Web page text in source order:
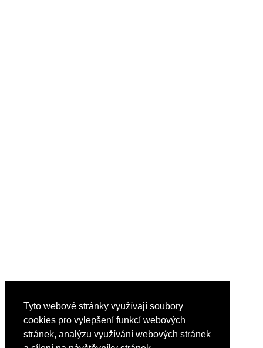
Tyto webové stránky využívají soubory
cookies pro vylepšení funkcí webových
stránek, analýzu využívání webových stránek